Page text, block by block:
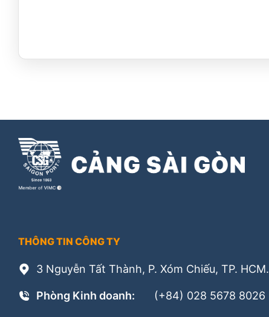
THÔNG TIN CÔNG TY
3 Nguyễn Tất Thành, P. Xóm Chiếu, TP. HCM.
Phòng Kinh doanh: (+84) 028 5678 8026